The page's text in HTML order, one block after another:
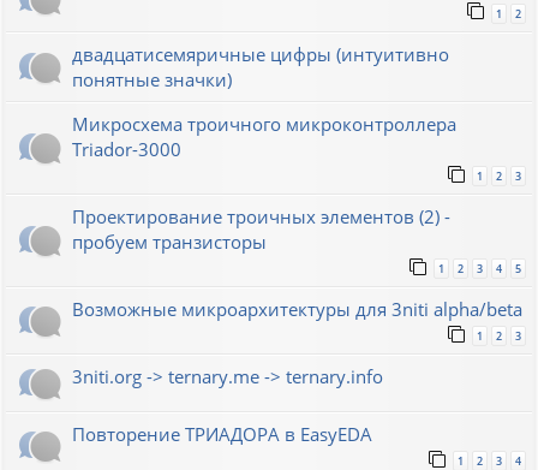
1 2
двадцатисемяричные цифры (интуитивно
понятные значки)
Микросхема троичного микроконтроллера
Triador-3000
1 2 3
Проектирование троичных элементов (2) -
пробуем транзисторы
1 2 3 4 5
Возможные микроархитектуры для 3niti alpha/beta
1 2 3
3niti.org -> ternary.me -> ternary.info
Повторение ТРИАДОРА в EasyEDA
1 2 3 4